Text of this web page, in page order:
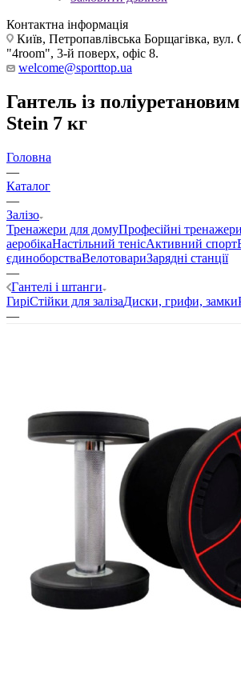
Контактна інформація
Київ, Петропавлівська Борщагівка,
"4room", 3-й поверх, офіс 8.
welcome@sporttop.ua
Гантель із
Stein 7 кг
Головна
—
Каталог
—
Залізо
Тренажери для домуПрофесійні тренажери
аеробікаНастільний тенісАктивний спорт
єдиноборстваВелотовариЗарядні станції
—
Гантелі і штанги
ГиріСтійки для залізаДиски, грифи, замки
—